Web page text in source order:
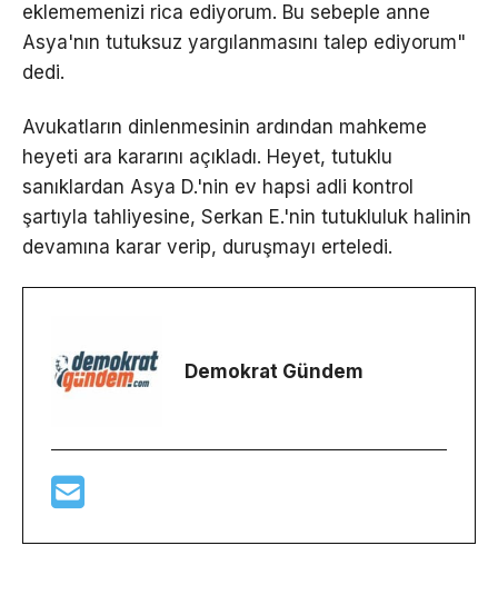
eklememenizi rica ediyorum. Bu sebeple anne
Asya'nın tutuksuz yargılanmasını talep ediyorum"
dedi.
Avukatların dinlenmesinin ardından mahkeme
heyeti ara kararını açıkladı. Heyet, tutuklu
sanıklardan Asya D.'nin ev hapsi adli kontrol
şartıyla tahliyesine, Serkan E.'nin tutukluluk halinin
devamına karar verip, duruşmayı erteledi.
Demokrat Gündem